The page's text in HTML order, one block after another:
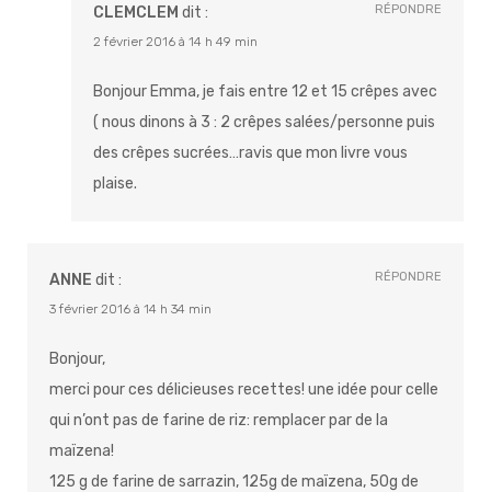
CLEMCLEM dit :
2 février 2016 à 14 h 49 min
Bonjour Emma, je fais entre 12 et 15 crêpes avec
( nous dinons à 3 : 2 crêpes salées/personne puis
des crêpes sucrées…ravis que mon livre vous
plaise.
RÉPONDRE
ANNE dit :
3 février 2016 à 14 h 34 min
Bonjour,
merci pour ces délicieuses recettes! une idée pour celle
qui n’ont pas de farine de riz: remplacer par de la
maïzena!
125 g de farine de sarrazin, 125g de maïzena, 50g de
RÉPONDRE